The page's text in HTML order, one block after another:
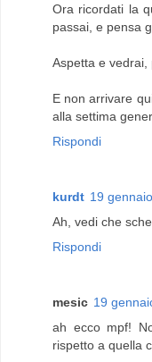
Ora ricordati la
passai, e pensa
Aspetta e vedrai,
E non arrivare
alla settima
Rispondi
kurdt 19
Ah, vedi che
Rispondi
mesic 19
ah ecco mpf!
rispetto a quella